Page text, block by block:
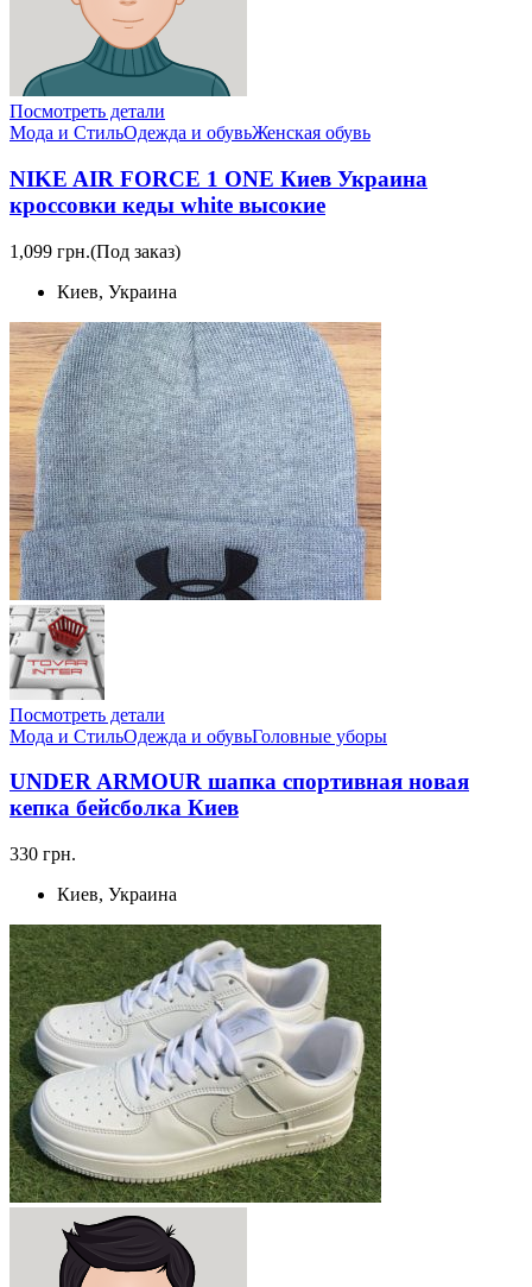
Посмотреть детали
Мода и СтильОдежда и обувьЖенская обувь
NIKE AIR FORCE 1 ONE Киев Украина
кроссовки кеды white высокие
1,099 грн.(Под заказ)
Киев, Украина
Посмотреть детали
Мода и СтильОдежда и обувьГоловные уборы
UNDER ARMOUR шапка спортивная новая
кепка бейсболка Киев
330 грн.
Киев, Украина